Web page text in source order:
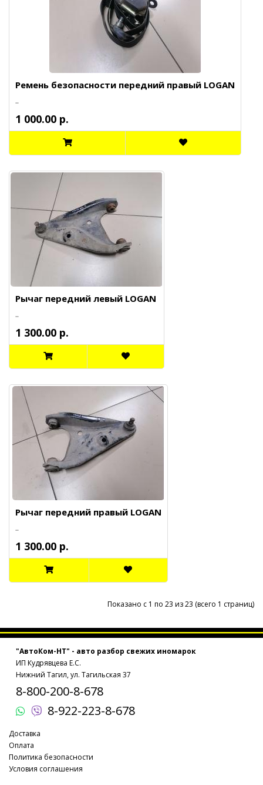
Ремень безопасности передний правый LOGAN
..
1 000.00 р.
Рычаг передний левый LOGAN
..
1 300.00 р.
Рычаг передний правый LOGAN
..
1 300.00 р.
Показано с 1 по 23 из 23 (всего 1 страниц)
"АвтоКом-НТ" - авто разбор свежих иномарок
ИП Кудрявцева Е.С.
Нижний Тагил, ул. Тагильская 37
8-800-200-8-678
8-922-223-8-678
Доставка
Оплата
Политика безопасности
Условия соглашения